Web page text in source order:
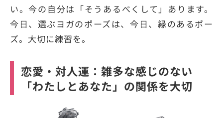
い。今の自分は「そうあるべくして」あります。
今日、選ぶヨガのポーズは、今日、縁のあるポー
ズ。大切に練習を。
恋愛・対人運：雑多な感じのない
「わたしとあなた」の関係を大切